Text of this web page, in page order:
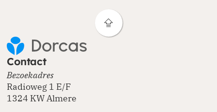
Contact
Bezoekadres
Radioweg 1 E/F
1324 KW Almere